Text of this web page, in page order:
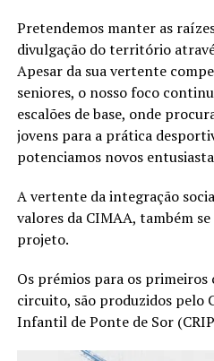
Pretendemos manter as
divulgação do território
Apesar da sua vertente
seniores, o nosso foco
escalões de base, onde
jovens para a prática
potenciamos novos
A vertente da integração
valores da CIMAA, também
projeto.
Os prémios para os
circuito, são produzidos pelo
Infantil de Ponte de Sor